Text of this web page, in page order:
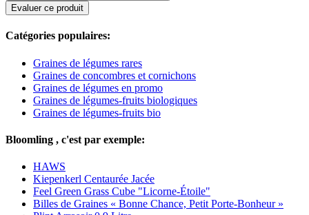
Evaluer ce produit
Catégories populaires:
Graines de légumes rares
Graines de concombres et cornichons
Graines de légumes en promo
Graines de légumes-fruits biologiques
Graines de légumes-fruits bio
Bloomling , c'est par exemple:
HAWS
Kiepenkerl Centaurée Jacée
Feel Green Grass Cube "Licorne-Étoile"
Billes de Graines « Bonne Chance, Petit Porte-Bonheur »